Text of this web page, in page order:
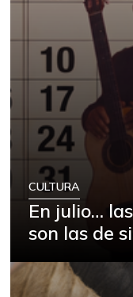
CULTURA
En julio…
son las de